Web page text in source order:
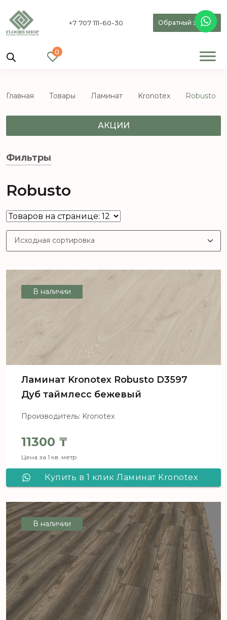
+7 707 111-60-30 Обратный звонок
0
Главная Товары Ламинат Kronotex Robusto
АКЦИИ
Фильтры
Robusto
В наличии
Ламинат Kronotex Robusto D3597
Дуб таймлесс бежевый
Производитель: Kronotex
11300 ₸
Цена за 1 кв. метр
Купить в 1 клик Ламинат Kronotex
бежевый
В наличии